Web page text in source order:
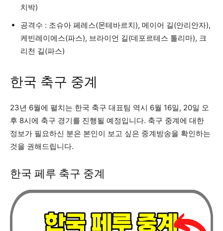
치박)
공격수 : 조슈아 페레스(몬테바르치), 메이어 길(안리안자),
케빈레이에스(파스), 브라이언 길(데포르테스 톨리마), 크
리천 길(파스)
한국 축구 중계
23년 6월에 펼치는 한국 축구 대표팀 역시 6월 16일, 20일 오
후 8시에 축구 경기를 진행될 예정입니다. 축구 중계에 대한
정보가 필요하신 분은 본인이 보고 싶은 중계방송을 확인하는
것을 권해드립니다.
한국 페루 축구 중계